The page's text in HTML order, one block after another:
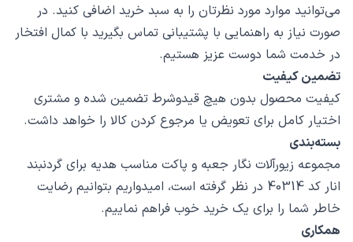
می‌توانید موارد مورد نظرتان را به سبد خرید اضافی کنید. در
صورت نیاز به راهنمایی با پشتیبانی تماس بگیرید با کمال افتخار
در خدمت شما دوست عزیز هستیم.
تضمین کیفیت
کیفیت محصول بدون هیچ قیدوشرط تضمین شده و مشتری
اختیار کامل برای تعویض یا مرجوع کردن کالا را خواهد داشت.
بسته‌بندی
مجموعه زیورآلات نگار جعبه و پاکت مناسب هدیه برای گردنبند
انار کد 40314 در نظر گرفته است، امیدواریم بتوانیم رضایت
خاطر شما را برای یک خرید خوب فراهم نماییم.
همکاری